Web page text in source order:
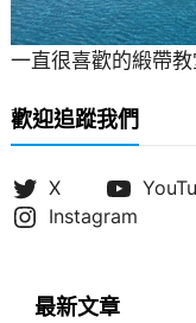
一直很喜歡的緞帶
歡迎追蹤我們
X
Instagram
最新文章